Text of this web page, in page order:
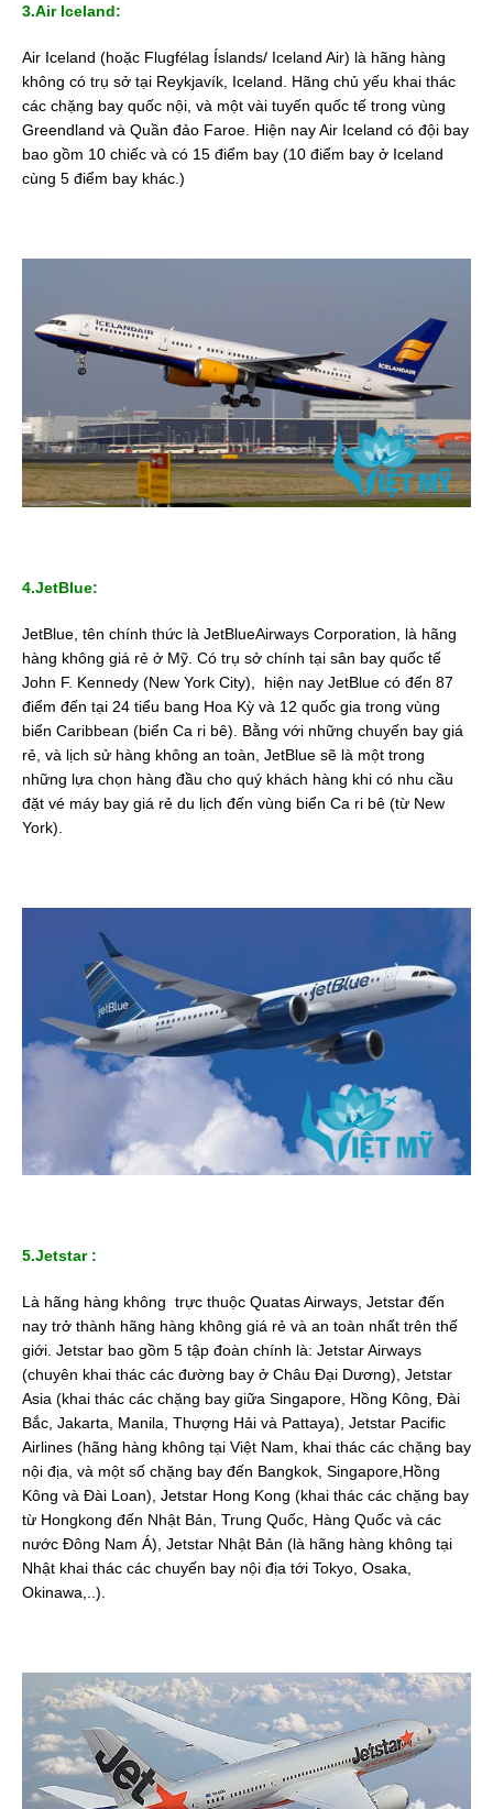
3.Air Iceland:
Air Iceland (hoặc Flugfélag Íslands/ Iceland Air) là hãng hàng
không có trụ sở tại Reykjavík, Iceland. Hãng chủ yếu khai thác
các chặng bay quốc nội, và một vài tuyến quốc tế trong vùng
Greendland và Quần đảo Faroe. Hiện nay Air Iceland có đội bay
bao gồm 10 chiếc và có 15 điểm bay (10 điểm bay ở Iceland
cùng 5 điểm bay khác.)
4.JetBlue:
JetBlue, tên chính thức là JetBlueAirways Corporation, là hãng
hàng không giá rẻ ở Mỹ. Có trụ sở chính tại sân bay quốc tế
John F. Kennedy (New York City), hiện nay JetBlue có đến 87
điểm đến tại 24 tiểu bang Hoa Kỳ và 12 quốc gia trong vùng
biển Caribbean (biển Ca ri bê). Bằng với những chuyến bay giá
rẻ, và lịch sử hàng không an toàn, JetBlue sẽ là một trong
những lựa chọn hàng đầu cho quý khách hàng khi có nhu cầu
đặt vé máy bay giá rẻ du lịch đến vùng biển Ca ri bê (từ New
York).
5.Jetstar :
Là hãng hàng không trực thuộc Quatas Airways, Jetstar đến
nay trở thành hãng hàng không giá rẻ và an toàn nhất trên thế
giới. Jetstar bao gồm 5 tập đoàn chính là: Jetstar Airways
(chuyên khai thác các đường bay ở Châu Đại Dương), Jetstar
Asia (khai thác các chặng bay giữa Singapore, Hồng Kông, Đài
Bắc, Jakarta, Manila, Thượng Hải và Pattaya), Jetstar Pacific
Airlines (hãng hàng không tại Việt Nam, khai thác các chặng bay
nội địa, và một số chặng bay đến Bangkok, Singapore,Hồng
Kông và Đài Loan), Jetstar Hong Kong (khai thác các chặng bay
từ Hongkong đến Nhật Bản, Trung Quốc, Hàng Quốc và các
nước Đông Nam Á), Jetstar Nhật Bản (là hãng hàng không tại
Nhật khai thác các chuyến bay nội địa tới Tokyo, Osaka,
Okinawa,..).